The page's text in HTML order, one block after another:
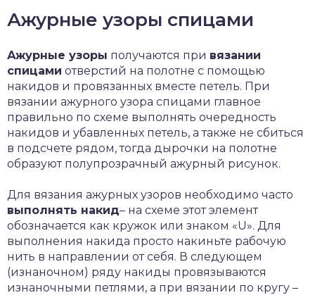
Ажурные узоры спицами
Ажурные узоры получаются при вязании
спицами отверстий на полотне с помощью
накидов и провязанных вместе петель. При
вязании ажурного узора спицами главное
правильно по схеме выполнять очередность
накидов и убавленных петель, а также не сбиться
в подсчете рядом, тогда дырочки на полотне
образуют полупрозрачный ажурный рисунок.
Для вязания ажурных узоров необходимо часто
выполнять накид– на схеме этот элемент
обозначается как кружок или знаком «U». Для
выполнения накида просто накиньте рабочую
нить в направлении от себя. В следующем
(изнаночном) ряду накиды провязываются
изнаночными петлями, а при вязании по кругу –